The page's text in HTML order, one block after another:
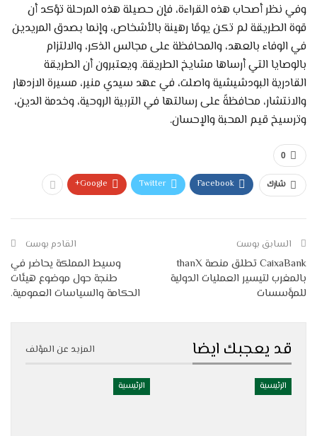
وفي نظر أصحاب هذه القراءة، فإن حصيلة هذه المرحلة تؤكد أن
قوة الطريقة لم تكن يومًا رهينة بالأشخاص، وإنما بصدق المريدين
في الوفاء بالعهد، والمحافظة على مجالس الذكر، والالتزام
بالوصايا التي أرساها مشايخ الطريقة. ويعتبرون أن الطريقة
القادرية البودشيشية واصلت، في عهد سيدي منير، مسيرة الازدهار
والانتشار، محافظةً على رسالتها في التربية الروحية، وخدمة الدين،
وترسيخ قيم المحبة والإحسان.
0
شارك Facebook
Twitter
Google+
السابق بوست
CaixaBank تطلق منصة thanX
بالمغرب لتيسير العمليات الدولية
للمؤسسات
القادم بوست
​وسيط المملكة يحاضر في
طنجة حول موضوع هيئات
الحكامة والسياسات العمومية.
قد يعجبك ايضا المزيد عن المؤلف
الرئيسية الرئيسية